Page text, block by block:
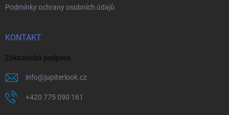
Podmínky ochrany osobních údajů
KONTAKT
Zákaznická podpora
info@jupiterlook.cz
+420 775 090 161